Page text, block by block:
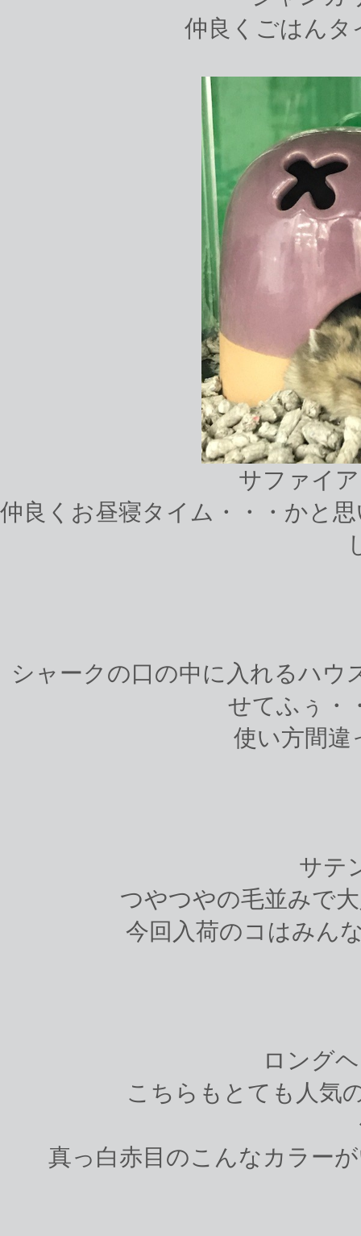
仲良くごはんタ
サファイ
仲良くお昼寝タイム・・・かと
シャークの口の中に入れるハ
せてふぅ・
使い方間
サテ
つやつやの毛並みで
今回入荷のコはみん
ロング
こちらもとても人気
真っ白赤目のこんなカラー